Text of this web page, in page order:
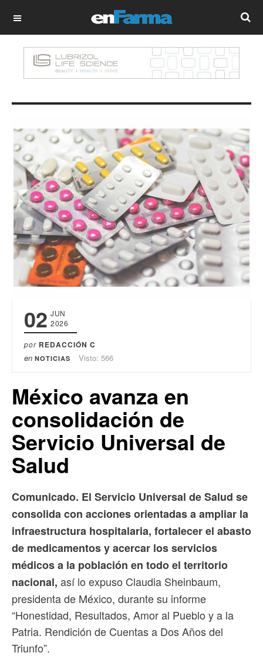
OFF CANVAS
02 JUN
2026
por REDACCIÓN C
en NOTICIAS Visto: 566
México avanza en
consolidación de
Servicio Universal de
Salud
Comunicado. El Servicio Universal de Salud se
consolida con acciones orientadas a ampliar la
infraestructura hospitalaria, fortalecer el abasto
de medicamentos y acercar los servicios
médicos a la población en todo el territorio
nacional, así lo expuso Claudia Sheinbaum,
presidenta de México, durante su informe
“Honestidad, Resultados, Amor al Pueblo y a la
Patria. Rendición de Cuentas a Dos Años del
Triunfo”.